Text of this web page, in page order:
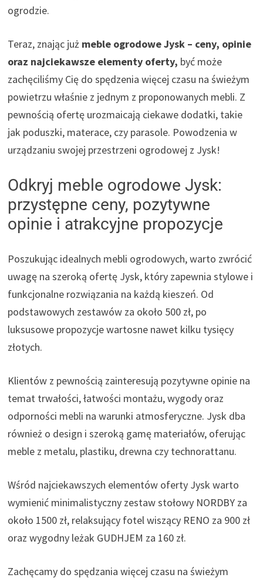
ogrodzie.
Teraz, znając już meble ogrodowe Jysk – ceny, opinie
oraz najciekawsze elementy oferty, być może
zachęciliśmy Cię do spędzenia więcej czasu na świeżym
powietrzu właśnie z jednym z proponowanych mebli. Z
pewnością ofertę urozmaicają ciekawe dodatki, takie
jak poduszki, materace, czy parasole. Powodzenia w
urządzaniu swojej przestrzeni ogrodowej z Jysk!
Odkryj meble ogrodowe Jysk:
przystępne ceny, pozytywne
opinie i atrakcyjne propozycje
Poszukując idealnych mebli ogrodowych, warto zwrócić
uwagę na szeroką ofertę Jysk, który zapewnia stylowe i
funkcjonalne rozwiązania na każdą kieszeń. Od
podstawowych zestawów za około 500 zł, po
luksusowe propozycje wartosne nawet kilku tysięcy
złotych.
Klientów z pewnością zainteresują pozytywne opinie na
temat trwałości, łatwości montażu, wygody oraz
odporności mebli na warunki atmosferyczne. Jysk dba
również o design i szeroką gamę materiałów, oferując
meble z metalu, plastiku, drewna czy technorattanu.
Wśród najciekawszych elementów oferty Jysk warto
wymienić minimalistyczny zestaw stołowy NORDBY za
około 1500 zł, relaksujący fotel wiszący RENO za 900 zł
oraz wygodny leżak GUDHJEM za 160 zł.
Zachęcamy do spędzania więcej czasu na świeżym